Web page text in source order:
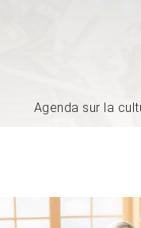
Agenda sur la